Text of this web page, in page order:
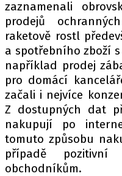
INCORP MEDIA
zaznamenali
prodejů
raketově rostl
a spotřebního zboží
například prodej
pro domácí
začali i nejvíce
Z dostupných dat
nakupují po
tomuto způsobu
případě pozitivní
obchodníkům.